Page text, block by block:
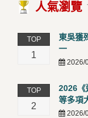
人氣瀏覽
TOP
1
東吳獲
一
2026/
TOP
2
2026《
等多項
2026/